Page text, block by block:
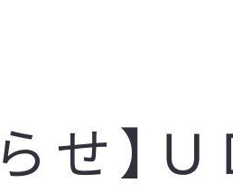
せ】